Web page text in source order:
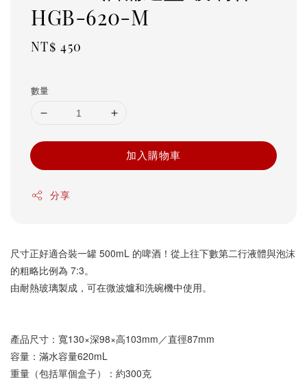
HGB-620-M
Regular
NT$ 450
數量
加入購物車
分享
尺寸正好適合裝一罐 500mL 的啤酒！從上往下數第二行液體與泡沫
的粗略比例為 7:3。
由耐熱玻璃製成，可在微波爐和洗碗機中使用。
產品尺寸：寬130×深98×高103mm／直徑87mm
容量：滿水容量620mL
重量（包括單個盒子）：約300克